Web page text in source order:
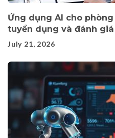
Ứng dụng AI cho
tuyển dụng và đánh
July 21, 2026